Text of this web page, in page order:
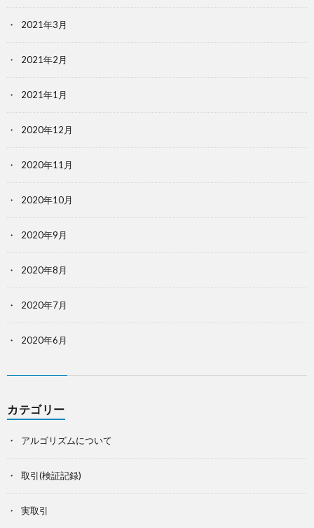
2021年3月
2021年2月
2021年1月
2020年12月
2020年11月
2020年10月
2020年9月
2020年8月
2020年7月
2020年6月
カテゴリー
アルゴリズムについて
取引(検証記録)
実取引